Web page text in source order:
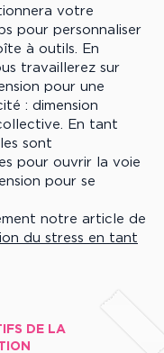
votre
pour personnaliser
à outils. En
travaillerez sur
pour une
: dimension
En tant
sont
pour ouvrir la voie
pour se
notre article de
du stress en tant
DE LA